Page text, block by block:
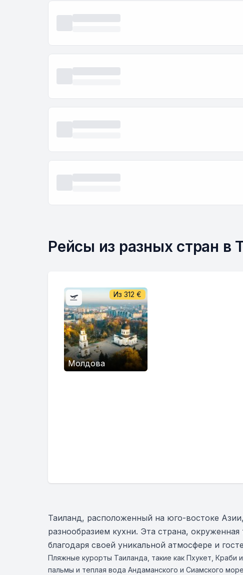
Рейсы из разных стран в
Молдова
Из 312 €
Таиланд, расположенный на юго-востоке
разнообразием кухни. Эта страна,
благодаря своей уникальной атмосфере и
Пляжные курорты Таиланда, такие как Пхукет,
пальмы и теплая вода Андаманского и Сиамского